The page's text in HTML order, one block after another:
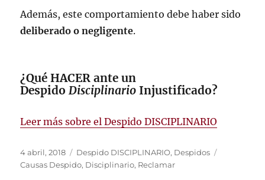
Además, este comportamiento debe haber sido
deliberado o negligente.
¿Qué HACER ante un
DespidoDisciplinario Injustificado?
Leer más sobre el Despido DISCIPLINARIO
Publicado
el
4 abril, 2018 Categorías
Despido DISCIPLINARIO, Despidos
Causas Despido, Disciplinario, Reclamar